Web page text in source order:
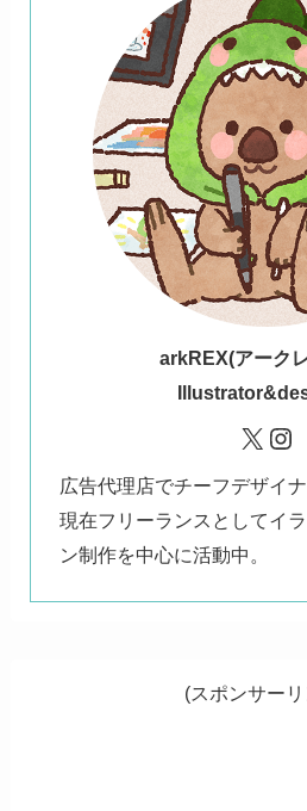
arkREX(アーク
X
広告代理店でチーフデザイ
現在フリーランスとしてイ
ン制作を中心に活動中。
(スポンサー